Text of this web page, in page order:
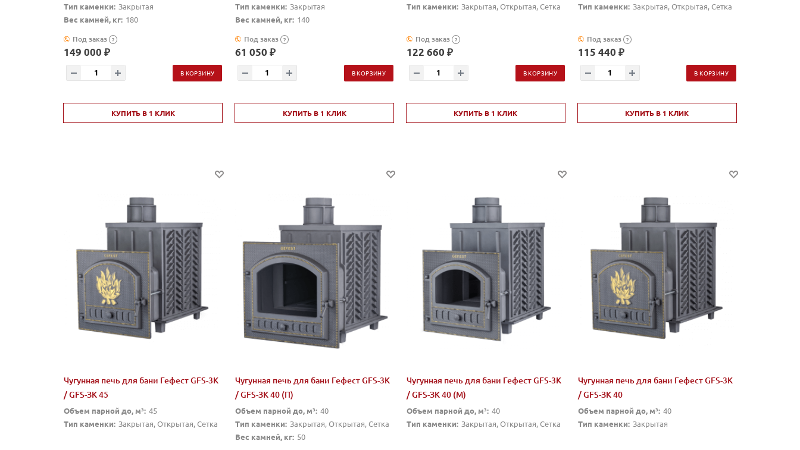
Тип каменки: Закрытая
Вес камней, кг: 180
Под заказ ?
149 000 ₽
В КОРЗИНУ
КУПИТЬ В 1 КЛИК
Тип каменки: Закрытая
Вес камней, кг: 140
Под заказ ?
61 050 ₽
В КОРЗИНУ
КУПИТЬ В 1 КЛИК
Тип каменки: Закрытая, Открытая, Сетка
Под заказ ?
122 660 ₽
В КОРЗИНУ
КУПИТЬ В 1 КЛИК
Тип каменки: Закрытая, Открытая, Сетка
Под заказ ?
115 440 ₽
В КОРЗИНУ
КУПИТЬ В 1 КЛИК
Чугунная печь для бани Гефест GFS-3K
/ GFS-ЗК 45
Объем парной до, м³: 45
Тип каменки: Закрытая, Открытая, Сетка
Чугунная печь для бани Гефест GFS-3K
/ GFS-ЗК 40 (П)
Объем парной до, м³: 40
Тип каменки: Закрытая, Открытая, Сетка
Вес камней, кг: 50
Чугунная печь для бани Гефест GFS-3K
/ GFS-ЗК 40 (М)
Объем парной до, м³: 40
Тип каменки: Закрытая, Открытая, Сетка
Чугунная печь для бани Гефест GFS-3K
/ GFS-ЗК 40
Объем парной до, м³: 40
Тип каменки: Закрытая